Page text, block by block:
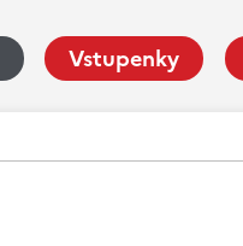
Vstupenky